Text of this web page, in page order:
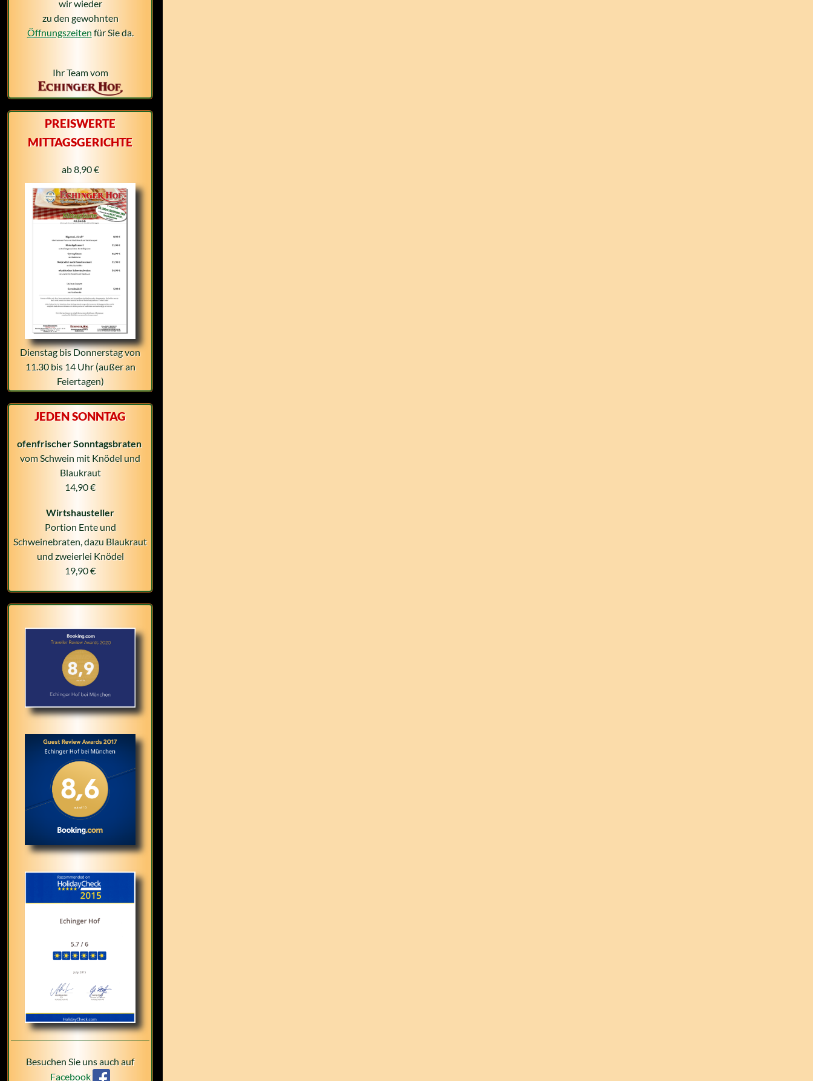
wir wieder
zu den gewohnten
Öffnungszeitenfür Sie da.
Ihr Team vom
PREISWERTE
MITTAGSGERICHTE
ab 8,90 €
Dienstag bis Donnerstag von
11.30 bis 14 Uhr (außer an
Feiertagen)
JEDEN SONNTAG
ofenfrischer Sonntagsbraten
vom Schwein mit Knödel und
Blaukraut
14,90 €
Wirtshausteller
Portion Ente und
Schweinebraten, dazu Blaukraut
und zweierlei Knödel
19,90 €
Besuchen Sie uns auch auf
Facebook